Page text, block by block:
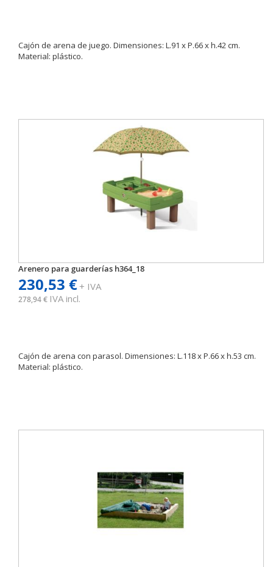
Cajón de arena de juego. Dimensiones: L.91 x P.66 x h.42 cm.
Material: plástico.
Arenero para guarderías h364_18
230,53 €+ IVA
278,94 € IVA incl.
Cajón de arena con parasol. Dimensiones: L.118 x P.66 x h.53 cm.
Material: plástico.